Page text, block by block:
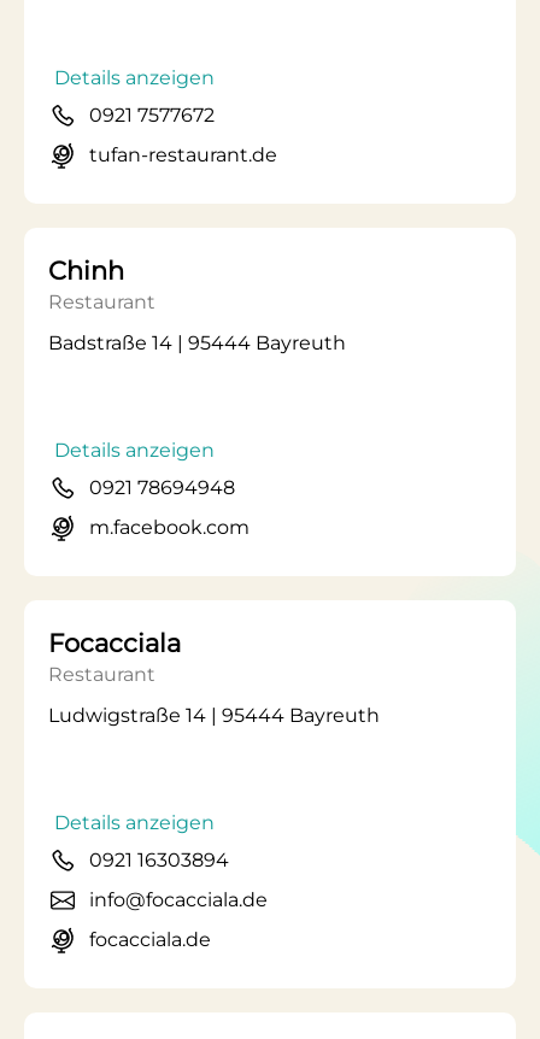
Details anzeigen
0921 7577672
tufan-restaurant.de
Chinh
Restaurant
Badstraße 14 | 95444 Bayreuth
Details anzeigen
0921 78694948
m.facebook.com
Focacciala
Restaurant
Ludwigstraße 14 | 95444 Bayreuth
Details anzeigen
0921 16303894
info@focacciala.de
focacciala.de